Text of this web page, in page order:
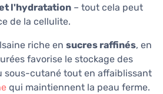
l'hydratation – tout cela peut
de la cellulite.
riche en sucres raffinés, en
favorise le stockage des
sous-cutané tout en affaiblissant
qui maintiennent la peau ferme.